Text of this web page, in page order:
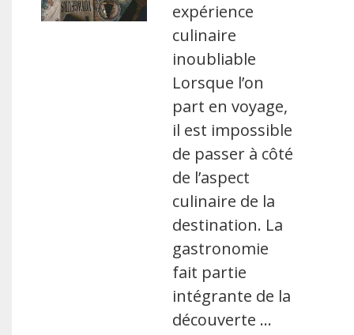
expérience
culinaire
inoubliable
Lorsque l’on
part en voyage,
il est impossible
de passer à côté
de l’aspect
culinaire de la
destination. La
gastronomie
fait partie
intégrante de la
découverte …